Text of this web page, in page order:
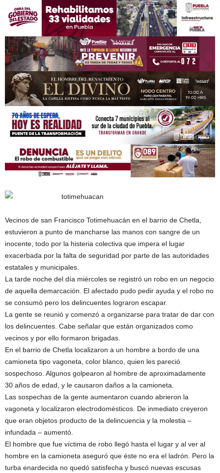
Vecinos de san Francisco Totimehuacán en el barrio de Chetla,
estuvieron a punto de mancharse las manos con sangre de un
inocente, todo por la histeria colectiva que impera el lugar
exacerbada por la falta de seguridad por parte de las autoridades
estatales y municipales.
La tarde noche del día miércoles se registró un robo en un negocio
de aquella demarcación. El afectado pudo pedir ayuda y el robo no
se consumó pero los delincuentes lograron escapar.
La gente se reunió y comenzó a organizarse para tratar de dar con
los delincuentes. Cabe señalar que están organizados como
vecinos y por ello formaron brigadas.
En el barrio de Chetla localizaron a un hombre a bordo de una
camioneta tipo vagoneta, color blanco, quien les pareció
sospechoso. Algunos golpearon al hombre de aproximadamente
30 años de edad, y le causaron daños a la camioneta.
Las sospechas de la gente aumentaron cuando abrieron la
vagoneta y localizaron electrodomésticos. De inmediato creyeron
que eran objetos producto de la delincuencia y la molestia –
infundada – aumentó.
El hombre que fue víctima de robo llegó hasta el lugar y al ver al
hombre en la camioneta aseguró que éste no era el ladrón. Pero la
turba enardecida no quedó satisfecha y buscó nuevas escusas